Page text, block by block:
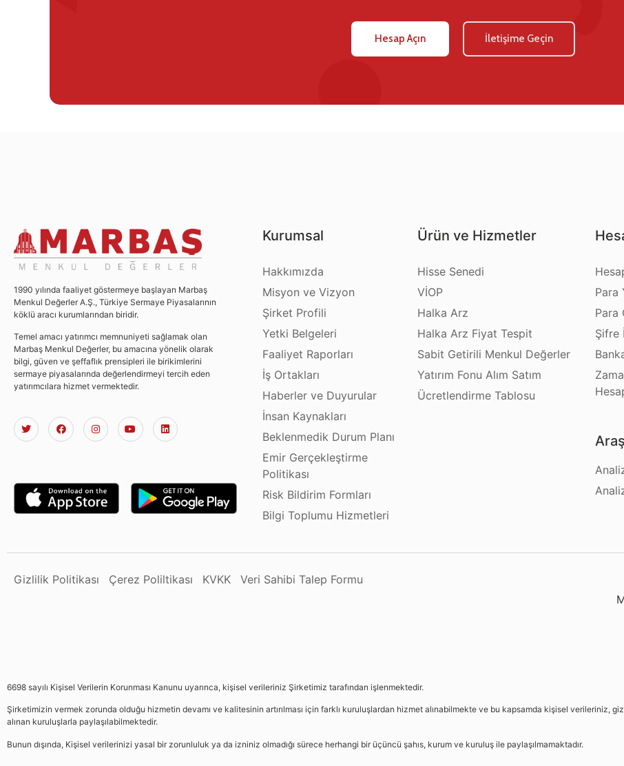
Hesap Açın İletişime Geçin
1990 yılında faaliyet göstermeye başlayan Marbaş
Menkul Değerler A.Ş., Türkiye Sermaye Piyasalarının
köklü aracı kurumlarından biridir.
Temel amacı yatırımcı memnuniyeti sağlamak olan
Marbaş Menkul Değerler, bu amacına yönelik olarak
bilgi, güven ve şeffaflık prensipleri ile birikimlerini
sermaye piyasalarında değerlendirmeyi tercih eden
yatırımcılara hizmet vermektedir.
Kurumsal
Hakkımızda
Misyon ve Vizyon
Şirket Profili
Yetki Belgeleri
Faaliyet Raporları
İş Ortakları
Haberler ve Duyurular
İnsan Kaynakları
Beklenmedik Durum Planı
Emir Gerçekleştirme
Politikası
Risk Bildirim Formları
Bilgi Toplumu Hizmetleri
Ürün ve Hizmetler
Hisse Senedi
VİOP
Halka Arz
Halka Arz Fiyat Tespit
Sabit Getirili Menkul Değerler
Yatırım Fonu Alım Satım
Ücretlendirme Tablosu
Para
Para
Şifre
Gizlilik Politikası Çerez Poliltikası KVKK Veri Sahibi Talep Formu
6698 sayılı Kişisel Verilerin Korunması Kanunu uyarınca, kişisel verileriniz Şirketimiz tarafından işlenmektedir.
Şirketimizin vermek zorunda olduğu hizmetin devamı ve kalitesinin artırılması için farklı kuruluşlardan hizmet alınabilmekte ve bu kapsamda kişisel verileriniz,
alınan kuruluşlarla paylaşılabilmektedir.
Bunun dışında, Kişisel verilerinizi yasal bir zorunluluk ya da izniniz olmadığı sürece herhangi bir üçüncü şahıs, kurum ve kuruluş ile paylaşılmamaktadır.